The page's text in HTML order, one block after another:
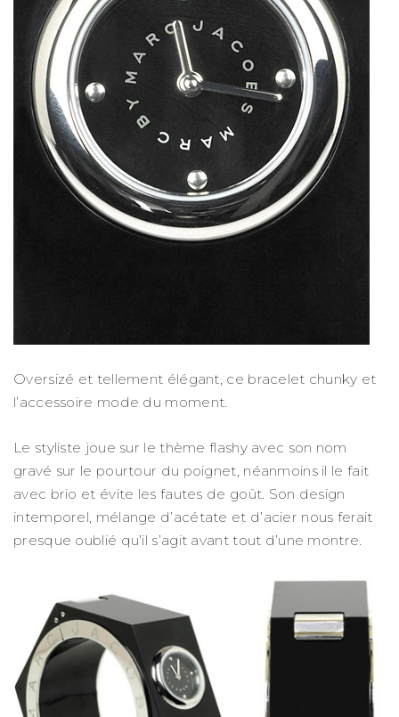
Oversizé et tellement élégant, ce bracelet chunky et
l’accessoire mode du moment.
Le styliste joue sur le thème flashy avec son nom
gravé sur le pourtour du poignet, néanmoins il le fait
avec brio et évite les fautes de goût. Son design
intemporel, mélange d’acétate et d’acier nous ferait
presque oublié qu’il s’agit avant tout d’une montre.